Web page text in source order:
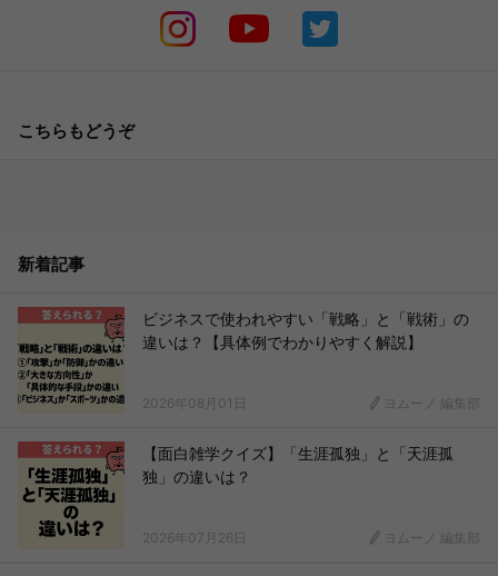
こちらもどうぞ
新着記事
ビジネスで使われやすい「戦略」と「戦術」の
違いは？【具体例でわかりやすく解説】
2026年08月01日 ヨムーノ 編集部
【面白雑学クイズ】「生涯孤独」と「天涯孤
独」の違いは？
2026年07月26日 ヨムーノ 編集部